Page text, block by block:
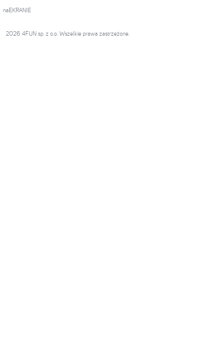
naEKRANIE
2026 4FUN sp. z o.o. Wszelkie prawa zastrzeżone.